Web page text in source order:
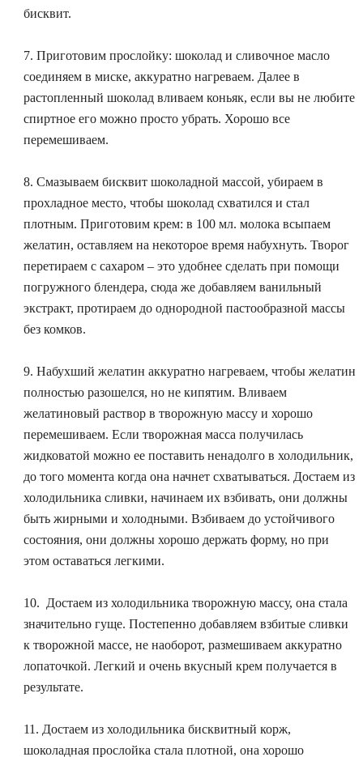
бисквит.
7. Приготовим прослойку: шоколад и сливочное масло
соединяем в миске, аккуратно нагреваем. Далее в
растопленный шоколад вливаем коньяк, если вы не любите
спиртное его можно просто убрать. Хорошо все
перемешиваем.
8. Смазываем бисквит шоколадной массой, убираем в
прохладное место, чтобы шоколад схватился и стал
плотным. Приготовим крем: в 100 мл. молока всыпаем
желатин, оставляем на некоторое время набухнуть. Творог
перетираем с сахаром – это удобнее сделать при помощи
погружного блендера, сюда же добавляем ванильный
экстракт, протираем до однородной пастообразной массы
без комков.
9. Набухший желатин аккуратно нагреваем, чтобы желатин
полностью разошелся, но не кипятим. Вливаем
желатиновый раствор в творожную массу и хорошо
перемешиваем. Если творожная масса получилась
жидковатой можно ее поставить ненадолго в холодильник,
до того момента когда она начнет схватываться. Достаем из
холодильника сливки, начинаем их взбивать, они должны
быть жирными и холодными. Взбиваем до устойчивого
состояния, они должны хорошо держать форму, но при
этом оставаться легкими.
10. Достаем из холодильника творожную массу, она стала
значительно гуще. Постепенно добавляем взбитые сливки
к творожной массе, не наоборот, размешиваем аккуратно
лопаточкой. Легкий и очень вкусный крем получается в
результате.
11. Достаем из холодильника бисквитный корж,
шоколадная прослойка стала плотной, она хорошо